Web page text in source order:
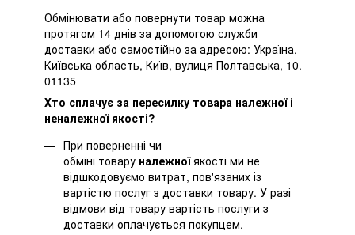
Обмінювати або повернути товар можна
протягом 14 днів за допомогою служби
доставки або самостійно за адресою: Україна,
Київська область, Київ, вулиця Полтавська, 10.
01135
Хто сплачує за пересилку товара належної і
неналежної якості?
При поверненні чи
обміні товару належноїякості ми не
відшкодовуємо витрат, пов'язаних із
вартістю послуг з доставки товару. У разі
відмови від товару вартість послуги з
доставки оплачується покупцем.